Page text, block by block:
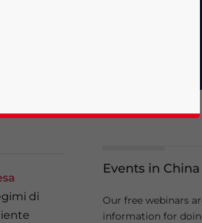
per
del
loro
di
help
Events in China
Our free webinars
information for
Please send me business news and updates for Asia!